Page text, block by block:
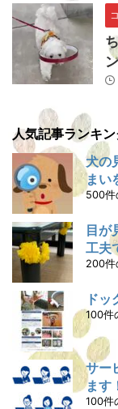
人気記事ランキ
犬の
まい
500件
目が
工夫
200件
ドッ
100件
サー
ます
100件